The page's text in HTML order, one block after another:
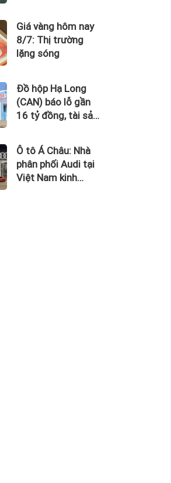
công nợ với ACV
Giá vàng hôm nay
8/7: Thị trường
lặng sóng
Đồ hộp Hạ Long
(CAN) báo lỗ gần
16 tỷ đồng, tài sản
sau nửa năm
Ô tô Á Châu: Nhà
phân phối Audi tại
Việt Nam kinh